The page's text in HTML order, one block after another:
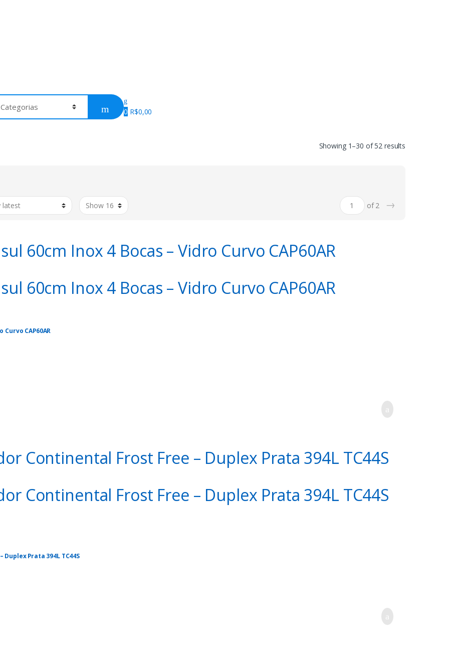
0 R$0,00
Showing 1–30 of 52 results
of 2 →
60cm Inox 4 Bocas – Vidro Curvo CAP60AR
60cm Inox 4 Bocas – Vidro Curvo CAP60AR
CAP60AR
a qualquer momento!!!
Continental Frost Free – Duplex Prata 394L TC44S
Continental Frost Free – Duplex Prata 394L TC44S
Prata 394L TC44S
589508454/3vcqdzkl